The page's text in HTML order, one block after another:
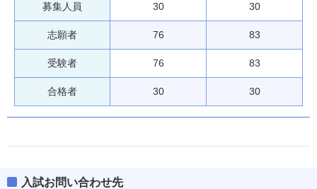
募集人員 30 30
志願者 76 83
受験者 76 83
合格者 30 30
入試お問い合わせ先